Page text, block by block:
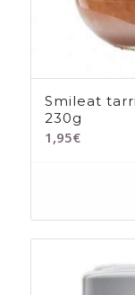
Smileat
230g
1,95€